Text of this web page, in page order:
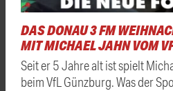
DAS DONAU 3 FM
MIT MICHAEL JAHN VOM
Seit er 5 Jahre alt ist spielt
beim VfL Günzburg. Was der